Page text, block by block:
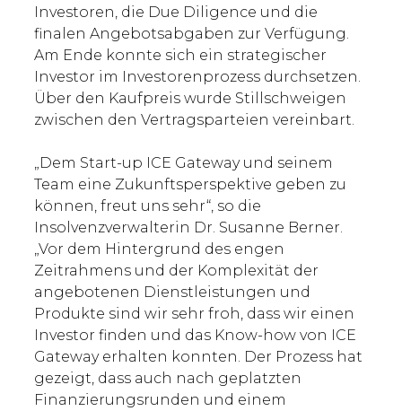
Investoren, die Due Diligence und die
finalen Angebotsabgaben zur Verfügung.
Am Ende konnte sich ein strategischer
Investor im Investorenprozess durchsetzen.
Über den Kaufpreis wurde Stillschweigen
zwischen den Vertragsparteien vereinbart.
„Dem Start-up ICE Gateway und seinem
Team eine Zukunftsperspektive geben zu
können, freut uns sehr“, so die
Insolvenzverwalterin Dr. Susanne Berner.
„Vor dem Hintergrund des engen
Zeitrahmens und der Komplexität der
angebotenen Dienstleistungen und
Produkte sind wir sehr froh, dass wir einen
Investor finden und das Know-how von ICE
Gateway erhalten konnten. Der Prozess hat
gezeigt, dass auch nach geplatzten
Finanzierungsrunden und einem